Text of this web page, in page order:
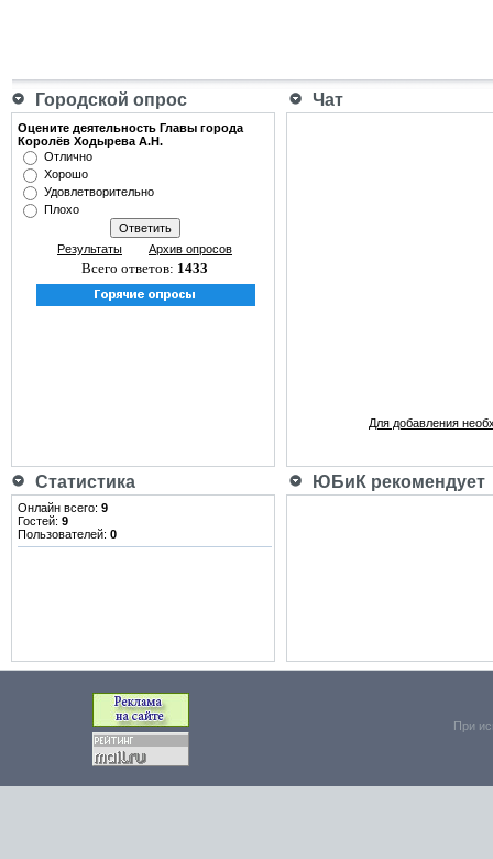
Городской опрос Чат
Оцените деятельность Главы города
Королёв Ходырева А.Н.
Отлично
Хорошо
Удовлетворительно
Плохо
Результаты Архив опросов
Всего ответов: 1433
Для добавления
Статистика ЮБиК рекомендует
Онлайн всего: 9
Гостей: 9
Пользователей: 0
При